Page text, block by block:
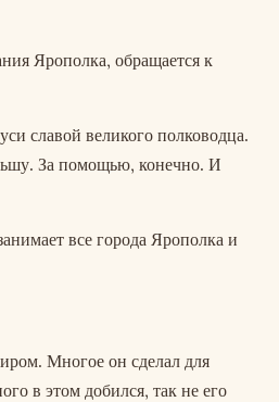
Ярополка, обращается к
славой великого полководца.
За помощью, конечно. И
все города Ярополка и
Многое он сделал для
в этом добился, так не его